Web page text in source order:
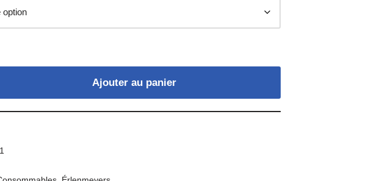
Ajouter au panier